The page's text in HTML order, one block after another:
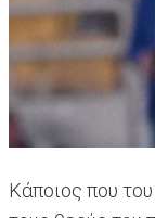
Κάποιος που